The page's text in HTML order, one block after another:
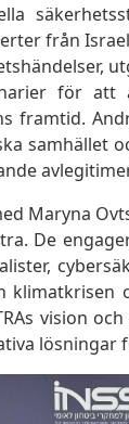
från
för att
framtid.
samhället
Maryna
De
vision
lösningar